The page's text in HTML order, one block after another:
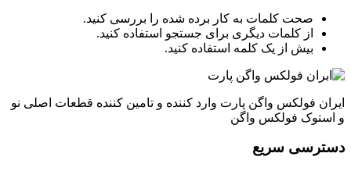
صحت کلمات به کار برده شده را بررسی کنید.
از کلمات دیگری برای جستجو استفاده کنید.
بیش از یک کلمه استفاده کنید.
ایران فولکس واگن پارت وارد کننده و تامین کننده قطعات اصلی نو
و استوک فولکس واگن
دسترسی سریع